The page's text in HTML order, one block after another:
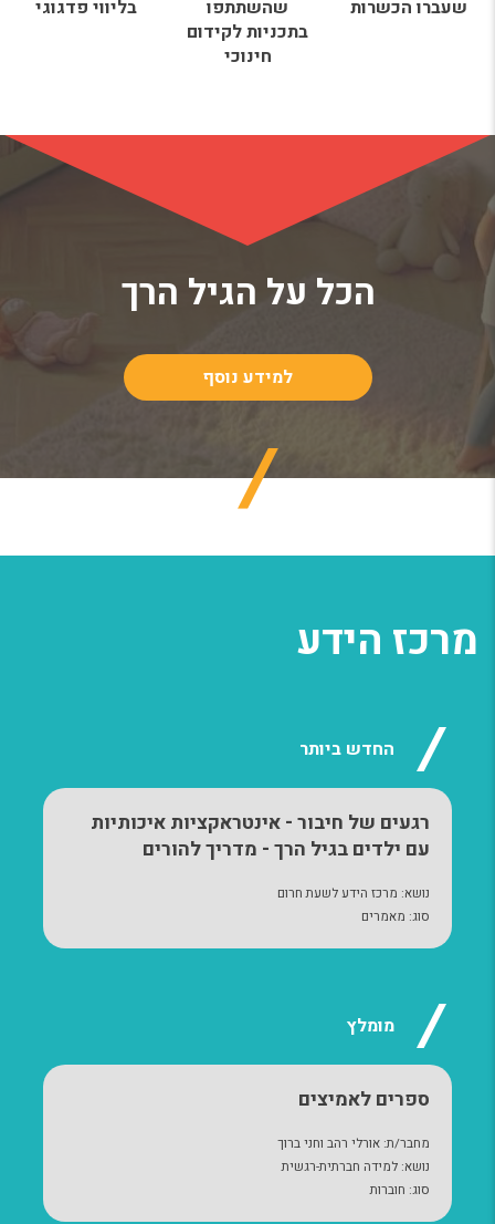
שעברו הכשרות
שהשתתפו
בתכניות לקידום
חינוכי
בליווי פדגוגי
הכל על הגיל הרך
למידע נוסף
מרכז הידע
החדש ביותר
רגעים של חיבור - אינטראקציות איכותיות
עם ילדים בגיל הרך - מדריך להורים
נושא: מרכז הידע לשעת חרום
סוג: מאמרים
מומלץ
ספרים לאמיצים
מחבר/ת: אורלי רהב וחני ברוך
נושא: למידה חברתית-רגשית
סוג: חוברות